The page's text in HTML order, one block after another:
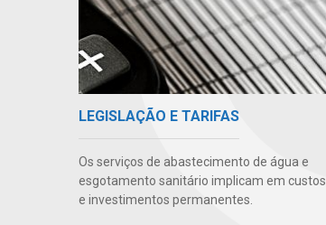
LEGISLAÇÃO E TARIFAS
Os serviços de abastecimento de água e
esgotamento sanitário implicam em custos
e investimentos permanentes.